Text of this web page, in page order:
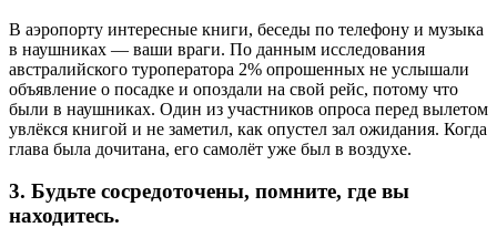
В аэропорту интересные книги, беседы по телефону и музыка
в наушниках — ваши враги. По данным исследования
австралийского туроператора 2% опрошенных не услышали
объявление о посадке и опоздали на свой рейс, потому что
были в наушниках. Один из участников опроса перед вылетом
увлёкся книгой и не заметил, как опустел зал ожидания. Когда
глава была дочитана, его самолёт уже был в воздухе.
3. Будьте сосредоточены, помните, где вы
находитесь.